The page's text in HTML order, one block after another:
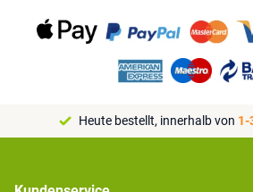
Heute bestellt, innerhalb von 1-